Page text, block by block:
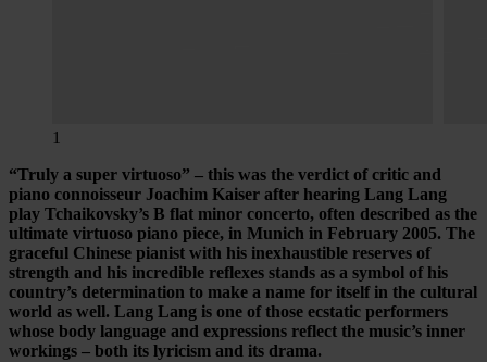
1
“Truly a super virtuoso” – this was the verdict of critic and
piano connoisseur Joachim Kaiser after hearing Lang Lang
play Tchaikovsky’s B flat minor concerto, often described as the
ultimate virtuoso piano piece, in Munich in February 2005. The
graceful Chinese pianist with his inexhaustible reserves of
strength and his incredible reflexes stands as a symbol of his
country’s determination to make a name for itself in the cultural
world as well. Lang Lang is one of those ecstatic performers
whose body language and expressions reflect the music’s inner
workings – both its lyricism and its drama.